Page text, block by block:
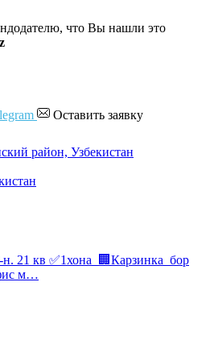
что Вы нашли это
Оставить заявку
21 кв ✅1хона 🏢Карзинка бор
м…